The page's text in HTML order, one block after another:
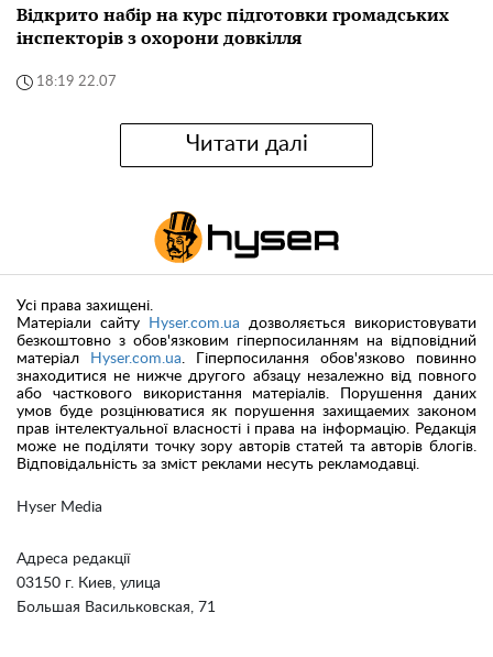
Відкрито набір на курс підготовки громадських
інспекторів з охорони довкілля
18:19 22.07
Читати далі
Hyser Media
Адреса редакції
03150 г. Киев, улица
Большая Васильковская, 71
Усі права захищені.
Матеріали сайту
Hyser.com.ua дозволяється використовувати
безкоштовно з обов'язковим гіперпосиланням на відповідний
матеріал
Hyser.com.ua . Гіперпосилання обов'язково повинно
знаходитися не нижче другого абзацу незалежно від повного
або часткового використання матеріалів. Порушення даних
умов буде розцінюватися як порушення захищаемих законом
прав інтелектуальної власності і права на інформацію. Редакція
може не поділяти точку зору авторів статей та авторів блогів.
Відповідальність за зміст реклами несуть рекламодавці.